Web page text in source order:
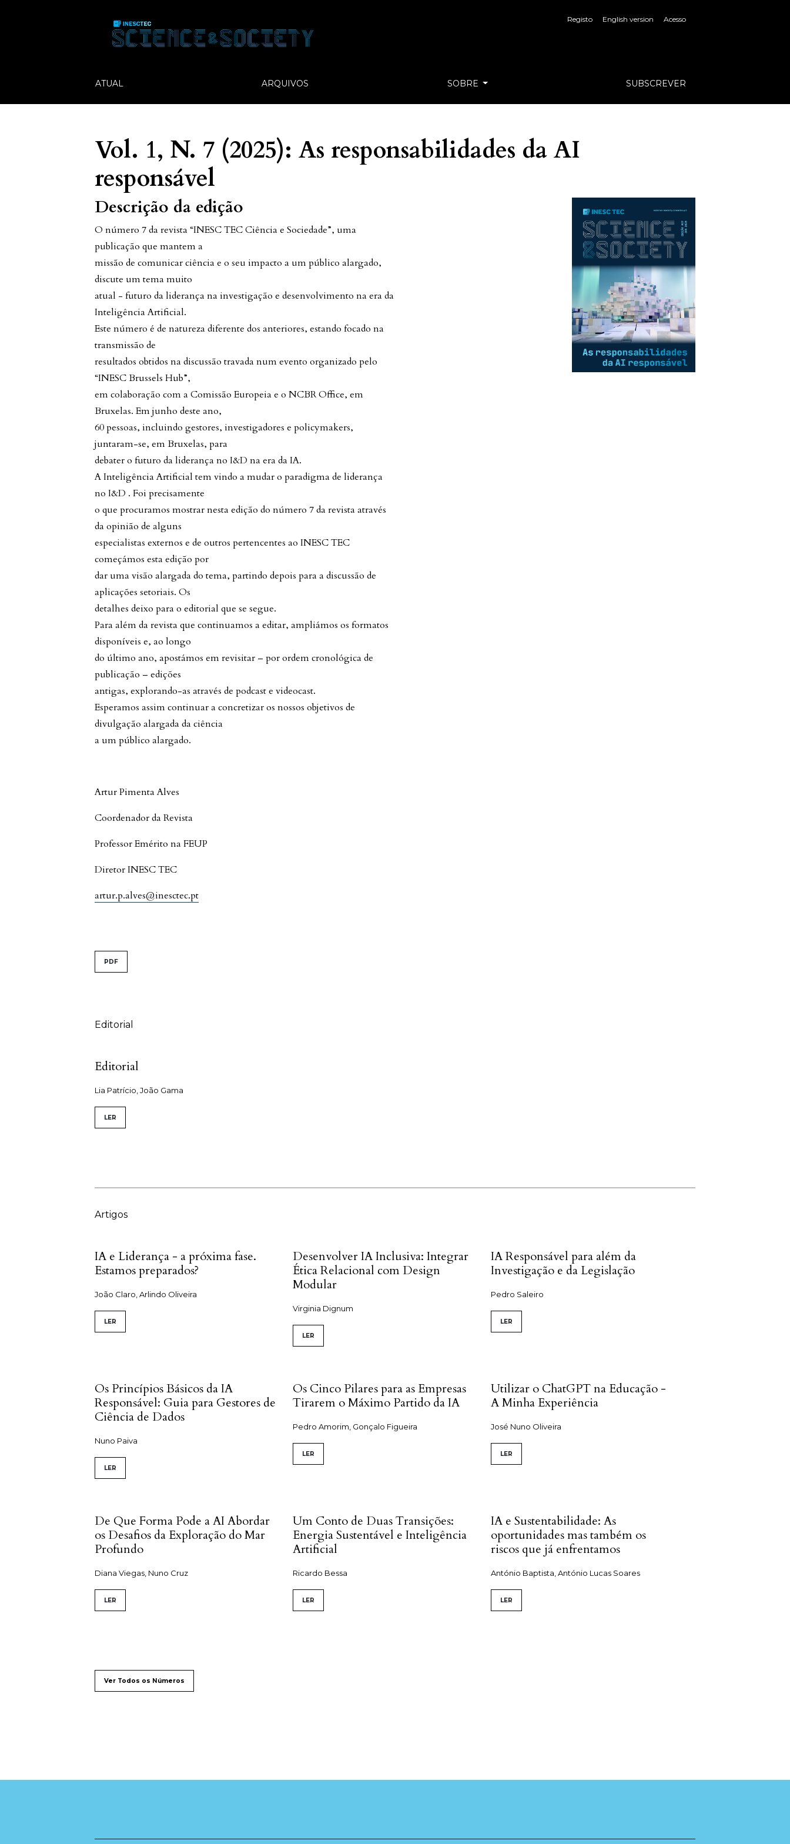
Registo English version Acesso
ATUAL ARQUIVOS SOBRE SUBSCREVER
Vol. 1, N. 7 (2025): As responsabilidades da AI
responsável
Descrição da edição
O número 7 da revista “INESC TEC Ciência e Sociedade”, uma
publicação que mantem a
missão de comunicar ciência e o seu impacto a um público alargado,
discute um tema muito
atual - futuro da liderança na investigação e desenvolvimento na era da
Inteligência Artificial.
Este número é de natureza diferente dos anteriores, estando focado na
transmissão de
resultados obtidos na discussão travada num evento organizado pelo
“INESC Brussels Hub”,
em colaboração com a Comissão Europeia e o NCBR Office, em
Bruxelas. Em junho deste ano,
60 pessoas, incluindo gestores, investigadores e policymakers,
juntaram-se, em Bruxelas, para
debater o futuro da liderança no I&D na era da IA.
A Inteligência Artificial tem vindo a mudar o paradigma de liderança
no I&D . Foi precisamente
o que procuramos mostrar nesta edição do número 7 da revista através
da opinião de alguns
especialistas externos e de outros pertencentes ao INESC TEC
começámos esta edição por
dar uma visão alargada do tema, partindo depois para a discussão de
aplicações setoriais. Os
detalhes deixo para o editorial que se segue.
Para além da revista que continuamos a editar, ampliámos os formatos
disponíveis e, ao longo
do último ano, apostámos em revisitar – por ordem cronológica de
publicação – edições
antigas, explorando-as através de podcast e videocast.
Esperamos assim continuar a concretizar os nossos objetivos de
divulgação alargada da ciência
a um público alargado.
Artur Pimenta Alves
Coordenador da Revista
Professor Emérito na FEUP
Diretor INESC TEC
artur.p.alves@inesctec.pt
##issue.tableOfContents##
PDF
Editorial
Editorial
Lia Patrício, João Gama
LER
Artigos
IA e Liderança - a próxima fase.
Estamos preparados?
João Claro, Arlindo Oliveira
LER
Desenvolver IA Inclusiva: Integrar
Ética Relacional com Design
Modular
Virginia Dignum
LER
IA Responsável para além da
Investigação e da Legislação
Pedro Saleiro
LER
Os Princípios Básicos da IA
Responsável: Guia para Gestores de
Ciência de Dados
Nuno Paiva
LER
Os Cinco Pilares para as Empresas
Tirarem o Máximo Partido da IA
Pedro Amorim, Gonçalo Figueira
LER
Utilizar o ChatGPT na Educação -
A Minha Experiência
José Nuno Oliveira
LER
De Que Forma Pode a AI Abordar
os Desafios da Exploração do Mar
Profundo
Diana Viegas, Nuno Cruz
LER
Um Conto de Duas Transições:
Energia Sustentável e Inteligência
Artificial
Ricardo Bessa
LER
IA e Sustentabilidade: As
oportunidades mas também os
riscos que já enfrentamos
António Baptista, António Lucas Soares
LER
Ver Todos os Números